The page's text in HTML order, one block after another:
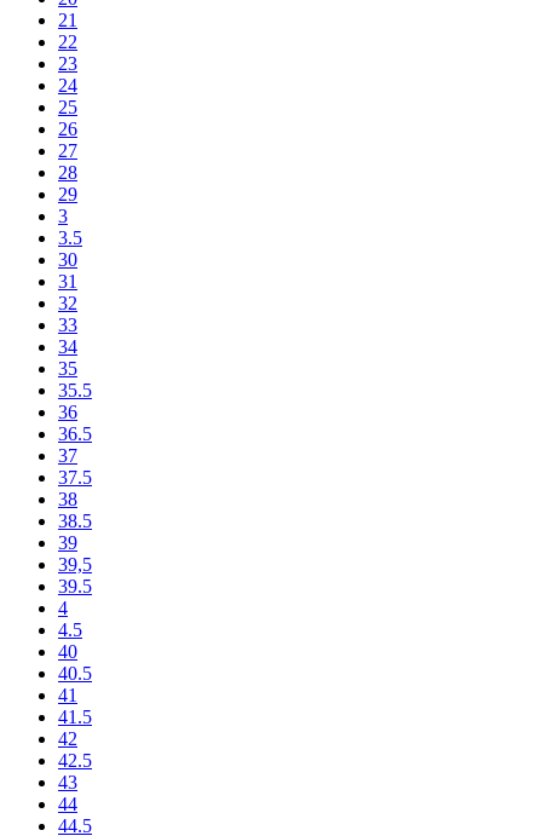
21
22
23
24
25
26
27
28
29
3
3.5
30
31
32
33
34
35
35.5
36
36.5
37
37.5
38
38.5
39
39,5
39.5
4
4.5
40
40.5
41
41.5
42
42.5
43
44
44.5